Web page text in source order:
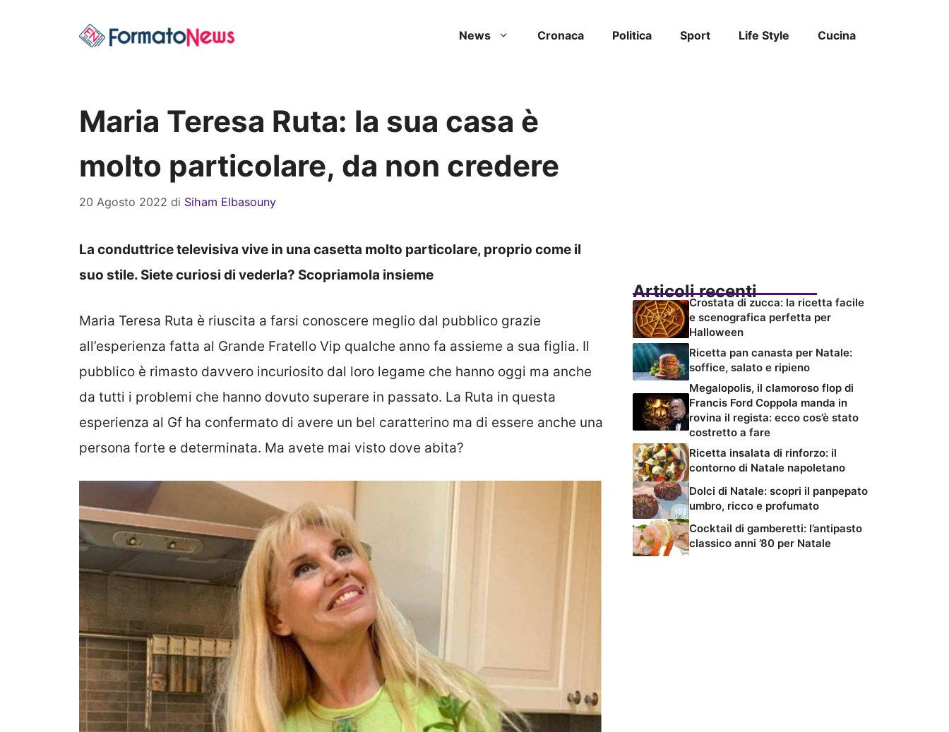
News Cronaca Politica Sport Life Style Cucina
Maria Teresa Ruta: la sua casa è
molto particolare, da non credere
20 Agosto 2022 di Siham Elbasouny
La conduttrice televisiva vive in una casetta molto particolare, proprio come il
suo stile. Siete curiosi di vederla? Scopriamola insieme
Maria Teresa Ruta è riuscita a farsi conoscere meglio dal pubblico grazie
all’esperienza fatta al Grande Fratello Vip qualche anno fa assieme a sua figlia. Il
pubblico è rimasto davvero incuriosito dal loro legame che hanno oggi ma anche
da tutti i problemi che hanno dovuto superare in passato. La Ruta in questa
esperienza al Gf ha confermato di avere un bel caratterino ma di essere anche una
persona forte e determinata. Ma avete mai visto dove abita?
Articoli recenti
Crostata di zucca: la ricetta facile
e scenografica perfetta per
Halloween
Ricetta pan canasta per Natale:
soffice, salato e ripieno
Megalopolis, il clamoroso flop di
Francis Ford Coppola manda in
rovina il regista: ecco cos’è stato
costretto a fare
Ricetta insalata di rinforzo: il
contorno di Natale napoletano
Dolci di Natale: scopri il panpepato
umbro, ricco e profumato
Cocktail di gamberetti: l’antipasto
classico anni ’80 per Natale